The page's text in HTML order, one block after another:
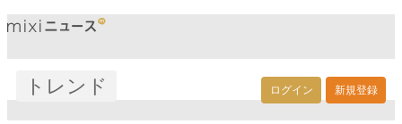
ログイン 新規登録
トレンド